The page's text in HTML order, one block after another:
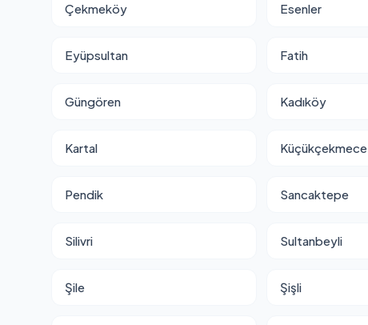
Çekmeköy Esenler
Eyüpsultan Fatih
Güngören Kadıköy
Kartal Küçükçekmece
Pendik Sancaktepe
Silivri Sultanbeyli
Şile Şişli